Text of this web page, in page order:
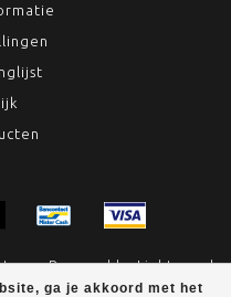
ga je akkoord met het
- Powered byLightspeed